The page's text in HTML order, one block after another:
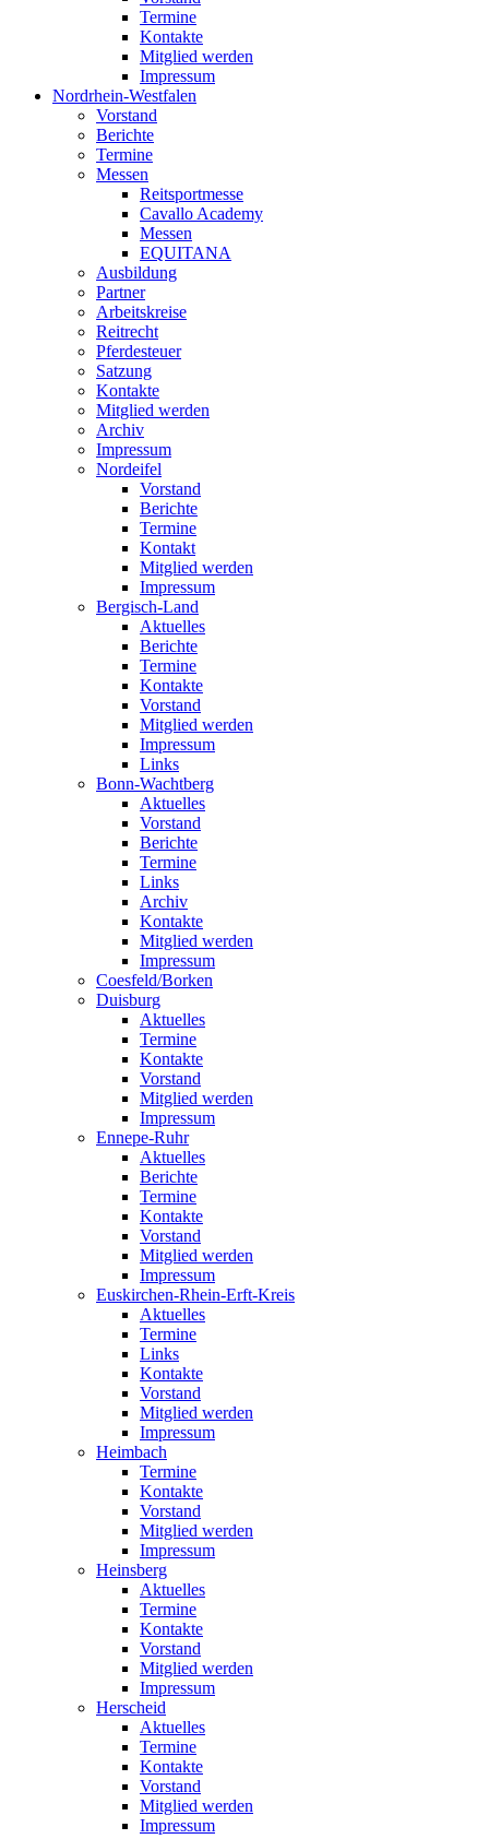
Termine
Kontakte
Mitglied werden
Impressum
Nordrhein-Westfalen
Vorstand
Berichte
Termine
Messen
Reitsportmesse
Cavallo Academy
Messen
EQUITANA
Ausbildung
Partner
Arbeitskreise
Reitrecht
Pferdesteuer
Satzung
Kontakte
Mitglied werden
Archiv
Impressum
Nordeifel
Vorstand
Berichte
Termine
Kontakt
Mitglied werden
Impressum
Bergisch-Land
Aktuelles
Berichte
Termine
Kontakte
Vorstand
Mitglied werden
Impressum
Links
Bonn-Wachtberg
Aktuelles
Vorstand
Berichte
Termine
Links
Archiv
Kontakte
Mitglied werden
Impressum
Coesfeld/Borken
Duisburg
Aktuelles
Termine
Kontakte
Vorstand
Mitglied werden
Impressum
Ennepe-Ruhr
Aktuelles
Berichte
Termine
Kontakte
Vorstand
Mitglied werden
Impressum
Euskirchen-Rhein-Erft-Kreis
Aktuelles
Termine
Links
Kontakte
Vorstand
Mitglied werden
Impressum
Heimbach
Termine
Kontakte
Vorstand
Mitglied werden
Impressum
Heinsberg
Aktuelles
Termine
Kontakte
Vorstand
Mitglied werden
Impressum
Herscheid
Aktuelles
Termine
Kontakte
Vorstand
Mitglied werden
Impressum